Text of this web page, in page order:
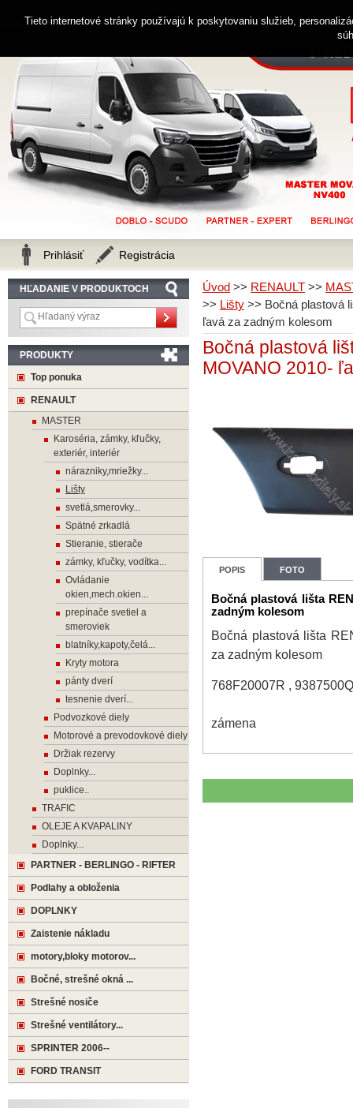
Úvod >> RENAULT >>
>> Lišty >> Bočná plastová
ľavá za zadným kolesom
Bočná plastová
MOVANO 2010-
POPIS FOTO
Bočná plastová lišta
zadným kolesom
Bočná plastová lišta
za zadným kolesom
768F20007R ,
zámena
HĽADANIE V PRODUKTOCH
PRODUKTY
Top ponuka
RENAULT
MASTER
Karoséria, zámky, kľučky,
exteriér, interiér
nárazniky,mriežky...
Lišty
svetlá,smerovky...
Spätné zrkadlá
Stieranie, stierače
zámky, kľučky, vodítka...
Ovládanie
okien,mech.okien...
prepínače svetiel a
smeroviek
blatníky,kapoty,čelá...
Kryty motora
pánty dverí
tesnenie dverí...
Podvozkové diely
Motorové a prevodovkové diely
Držiak rezervy
Doplnky...
puklice..
TRAFIC
OLEJE A KVAPALINY
Doplnky...
PARTNER - BERLINGO - RIFTER
Podlahy a obloženia
DOPLNKY
Zaistenie nákladu
motory,bloky motorov...
Bočné, strešné okná ...
Strešné nosiče
Strešné ventilátory...
SPRINTER 2006--
FORD TRANSIT
Zákaznícka linka 0914 238 482
Prihlásiť Registrácia
Tieto internetové stránky používajú k poskytovaniu služieb,